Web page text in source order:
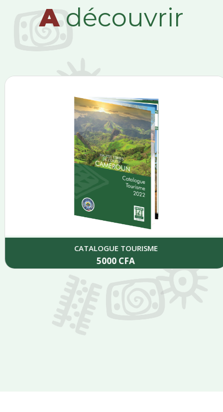
Adécouvrir
CATALOGUE TOURISME
5000CFA